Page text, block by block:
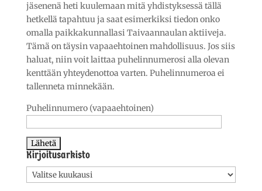
jäsenenä heti kuulemaan mitä yhdistyksessä tällä
hetkellä tapahtuu ja saat esimerkiksi tiedon onko
omalla paikkakunnallasi Taivaannaulan aktiiveja.
Tämä on täysin vapaaehtoinen mahdollisuus. Jos siis
haluat, niin voit laittaa puhelinnumerosi alla olevan
kenttään yhteydenottoa varten. Puhelinnumeroa ei
tallenneta minnekään.
Puhelinnumero (vapaaehtoinen)
Kirjoitusarkisto
Kirjoitusarkisto